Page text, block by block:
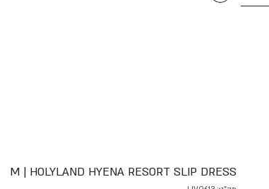
M | HOLYLAND HYENA RESORT SLIP DRESS